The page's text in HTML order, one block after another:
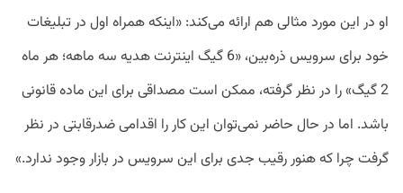
او در این مورد مثالی هم ارائه می‌کند: «اینکه همراه اول در تبلیغات
خود برای سرویس ذره‌بین، «6 گیگ اینترنت هدیه سه ماهه؛ هر ماه
2 گیگ» را در نظر گرفته، ممکن است مصداقی برای این ماده قانونی
باشد. اما در حال حاضر نمی‌توان این کار را اقدامی ضدرقابتی در نظر
گرفت چرا که هنور رقیب جدی برای این سرویس در بازار وجود ندارد.»